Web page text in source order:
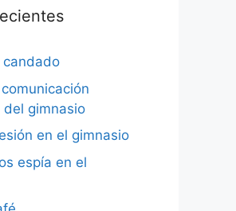
candado
gimnasio
en el gimnasio
espía en el